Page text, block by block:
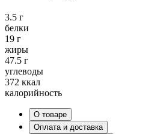
3.5 г
белки
19 г
жиры
47.5 г
углеводы
372 ккал
калорийность
О товаре
Оплата и доставка